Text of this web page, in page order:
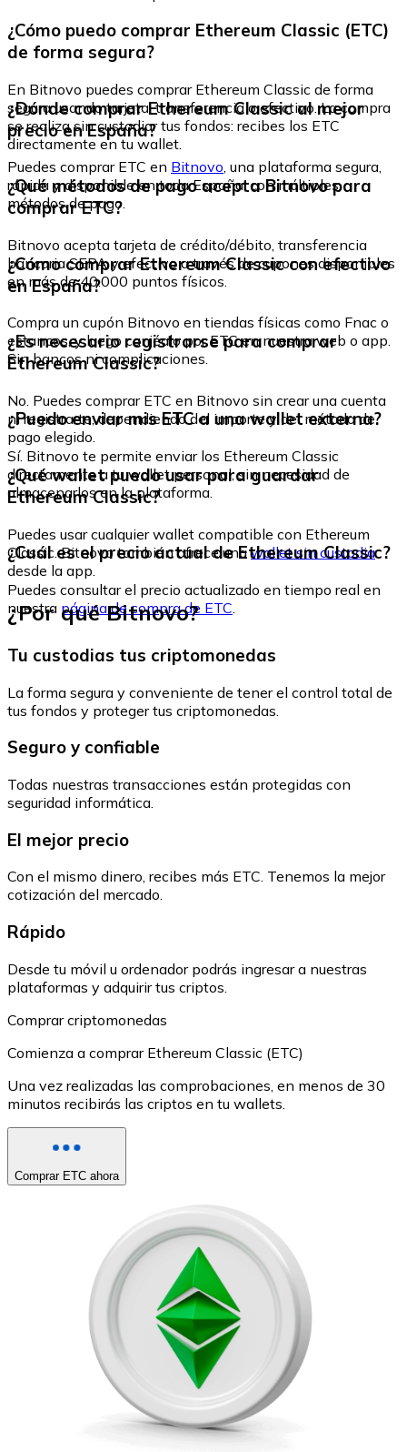
¿Cómo puedo comprar Ethereum Classic (ETC)
de forma segura?
En Bitnovo puedes comprar Ethereum Classic de forma
segura usando tarjeta, transferencia o efectivo. La compra
se realiza sin custodiar tus fondos: recibes los ETC
directamente en tu wallet.
¿Dónde comprar Ethereum Classic al mejor
precio en España?
Puedes comprar ETC en Bitnovo, una plataforma segura,
rápida y disponible en toda España, con múltiples
métodos de pago.
¿Qué métodos de pago acepta Bitnovo para
comprar ETC?
Bitnovo acepta tarjeta de crédito/débito, transferencia
bancaria SEPA y efectivo a través de cupones disponibles
en más de 40.000 puntos físicos.
¿Cómo comprar Ethereum Classic con efectivo
en España?
Compra un cupón Bitnovo en tiendas físicas como Fnac o
estancos, y luego canjéalo por ETC en nuestra web o app.
Sin bancos ni complicaciones.
¿Es necesario registrarse para comprar
Ethereum Classic?
No. Puedes comprar ETC en Bitnovo sin crear una cuenta
ni registrarte, dependiendo del importe y del método de
pago elegido.
¿Puedo enviar mis ETC a una wallet externa?
Sí. Bitnovo te permite enviar los Ethereum Classic
directamente a tu wallet personal, sin necesidad de
almacenarlos en la plataforma.
¿Qué wallet puedo usar para guardar
Ethereum Classic?
Puedes usar cualquier wallet compatible con Ethereum
Classic. Bitnovo también ofrece unawallet sin custodia
desde la app.
¿Cuál es el precio actual de Ethereum Classic?
Puedes consultar el precio actualizado en tiempo real en
nuestra página de compra de ETC.
¿Por qué Bitnovo?
Tu custodias tus criptomonedas
La forma segura y conveniente de tener el control total de
tus fondos y proteger tus criptomonedas.
Seguro y confiable
Todas nuestras transacciones están protegidas con
seguridad informática.
El mejor precio
Con el mismo dinero, recibes más ETC. Tenemos la mejor
cotización del mercado.
Rápido
Desde tu móvil u ordenador podrás ingresar a nuestras
plataformas y adquirir tus criptos.
Comprar criptomonedas
Comienza a comprar Ethereum Classic (ETC)
Una vez realizadas las comprobaciones, en menos de 30
minutos recibirás las criptos en tu wallets.
Comprar ETC ahora